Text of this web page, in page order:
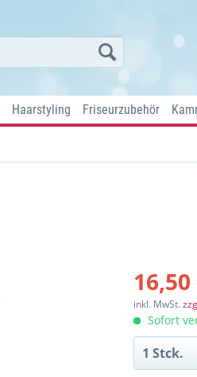
Haarstyling Friseurzubehör
inkl. MwSt.
Sofort